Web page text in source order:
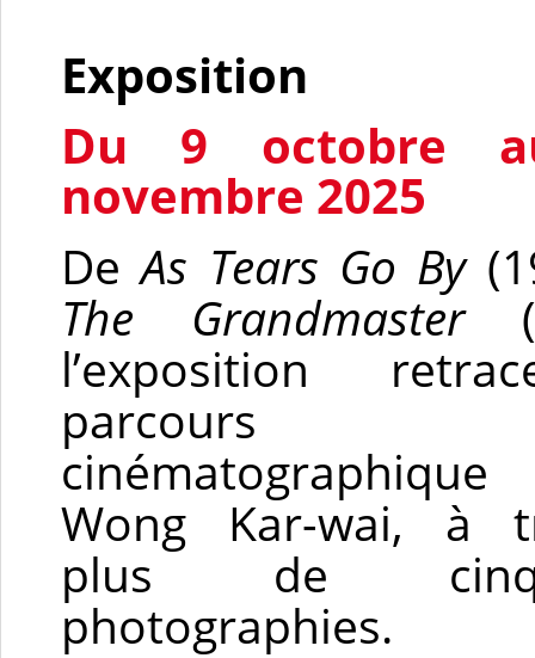
Exposition
Du 9 octobre
novembre 2025
DeAs Tears Go By
The Grandmaster
l’exposition
parcours
Wong Kar-wai, à
plus de
photographies.